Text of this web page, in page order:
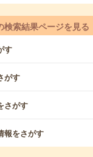
検索結果ページを見る
す
がす
さがす
報をさがす